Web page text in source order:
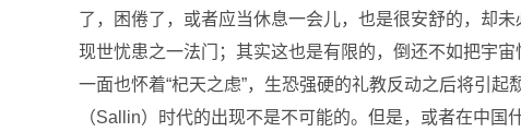
了，困倦了，或者应当休息一会儿，也是很安舒的，却
现世忧患之一法门；其实这也是有限的，倒还不如把宇
一面也怀着“杞天之虑”，生恐强硬的礼教反动之后将引
（Sallin）时代的出现不是不可能的。但是，或者在中